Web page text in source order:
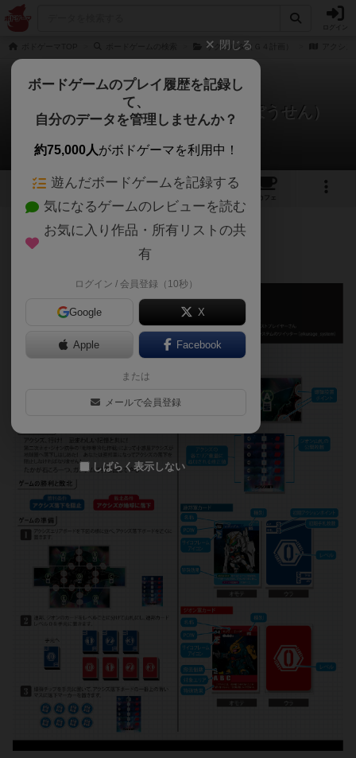
ザクカルタ（Ｇ４計画）
アクシズ攻防戦（アクシズこうぼうせん）
ヤブロンさんのルール/インスト
5
カフェ
173名 1名 0 3年以上前
「アクシズ攻防戦」の説明書です。
閉じる
ボードゲームのプレイ履歴を記録し
て、
自分のデータを管理しませんか？
約75,000人がボドゲーマを利用中！
遊んだボードゲームを記録する
気になるゲームのレビューを読む
お気に入り作品・所有リストの共
有
ログイン / 会員登録（10秒）
Google X
Apple Facebook
または
メールで会員登録
しばらく表示しない